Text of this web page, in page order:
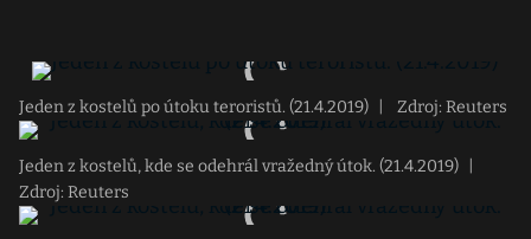
Jeden z kostelů po útoku teroristů. (21.4.2019) Zdroj: Reuters
Jeden z kostelů, kde se odehrál vražedný útok. (21.4.2019)
Zdroj: Reuters